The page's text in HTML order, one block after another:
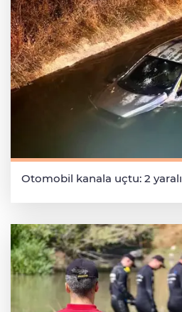
Otomobil kanala uçtu: 2 yaralı